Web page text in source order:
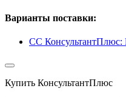
Варианты поставки:
СС КонсультантПлюс:
Купить КонсультантПлюс